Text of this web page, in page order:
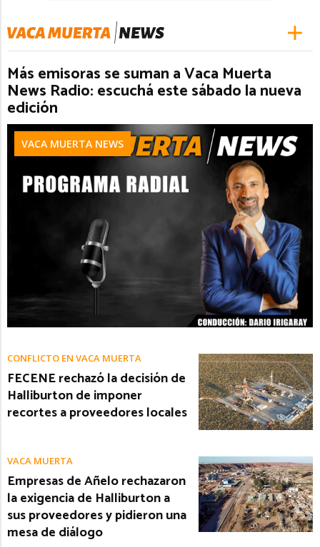
Más emisoras se suman a Vaca Muerta
News Radio: escuchá este sábado la nueva
edición
VACA MUERTA NEWS
CONFLICTO EN VACA MUERTA
FECENE rechazó la decisión de
Halliburton de imponer
recortes a proveedores locales
VACA MUERTA
Empresas de Añelo rechazaron
la exigencia de Halliburton a
sus proveedores y pidieron una
mesa de diálogo